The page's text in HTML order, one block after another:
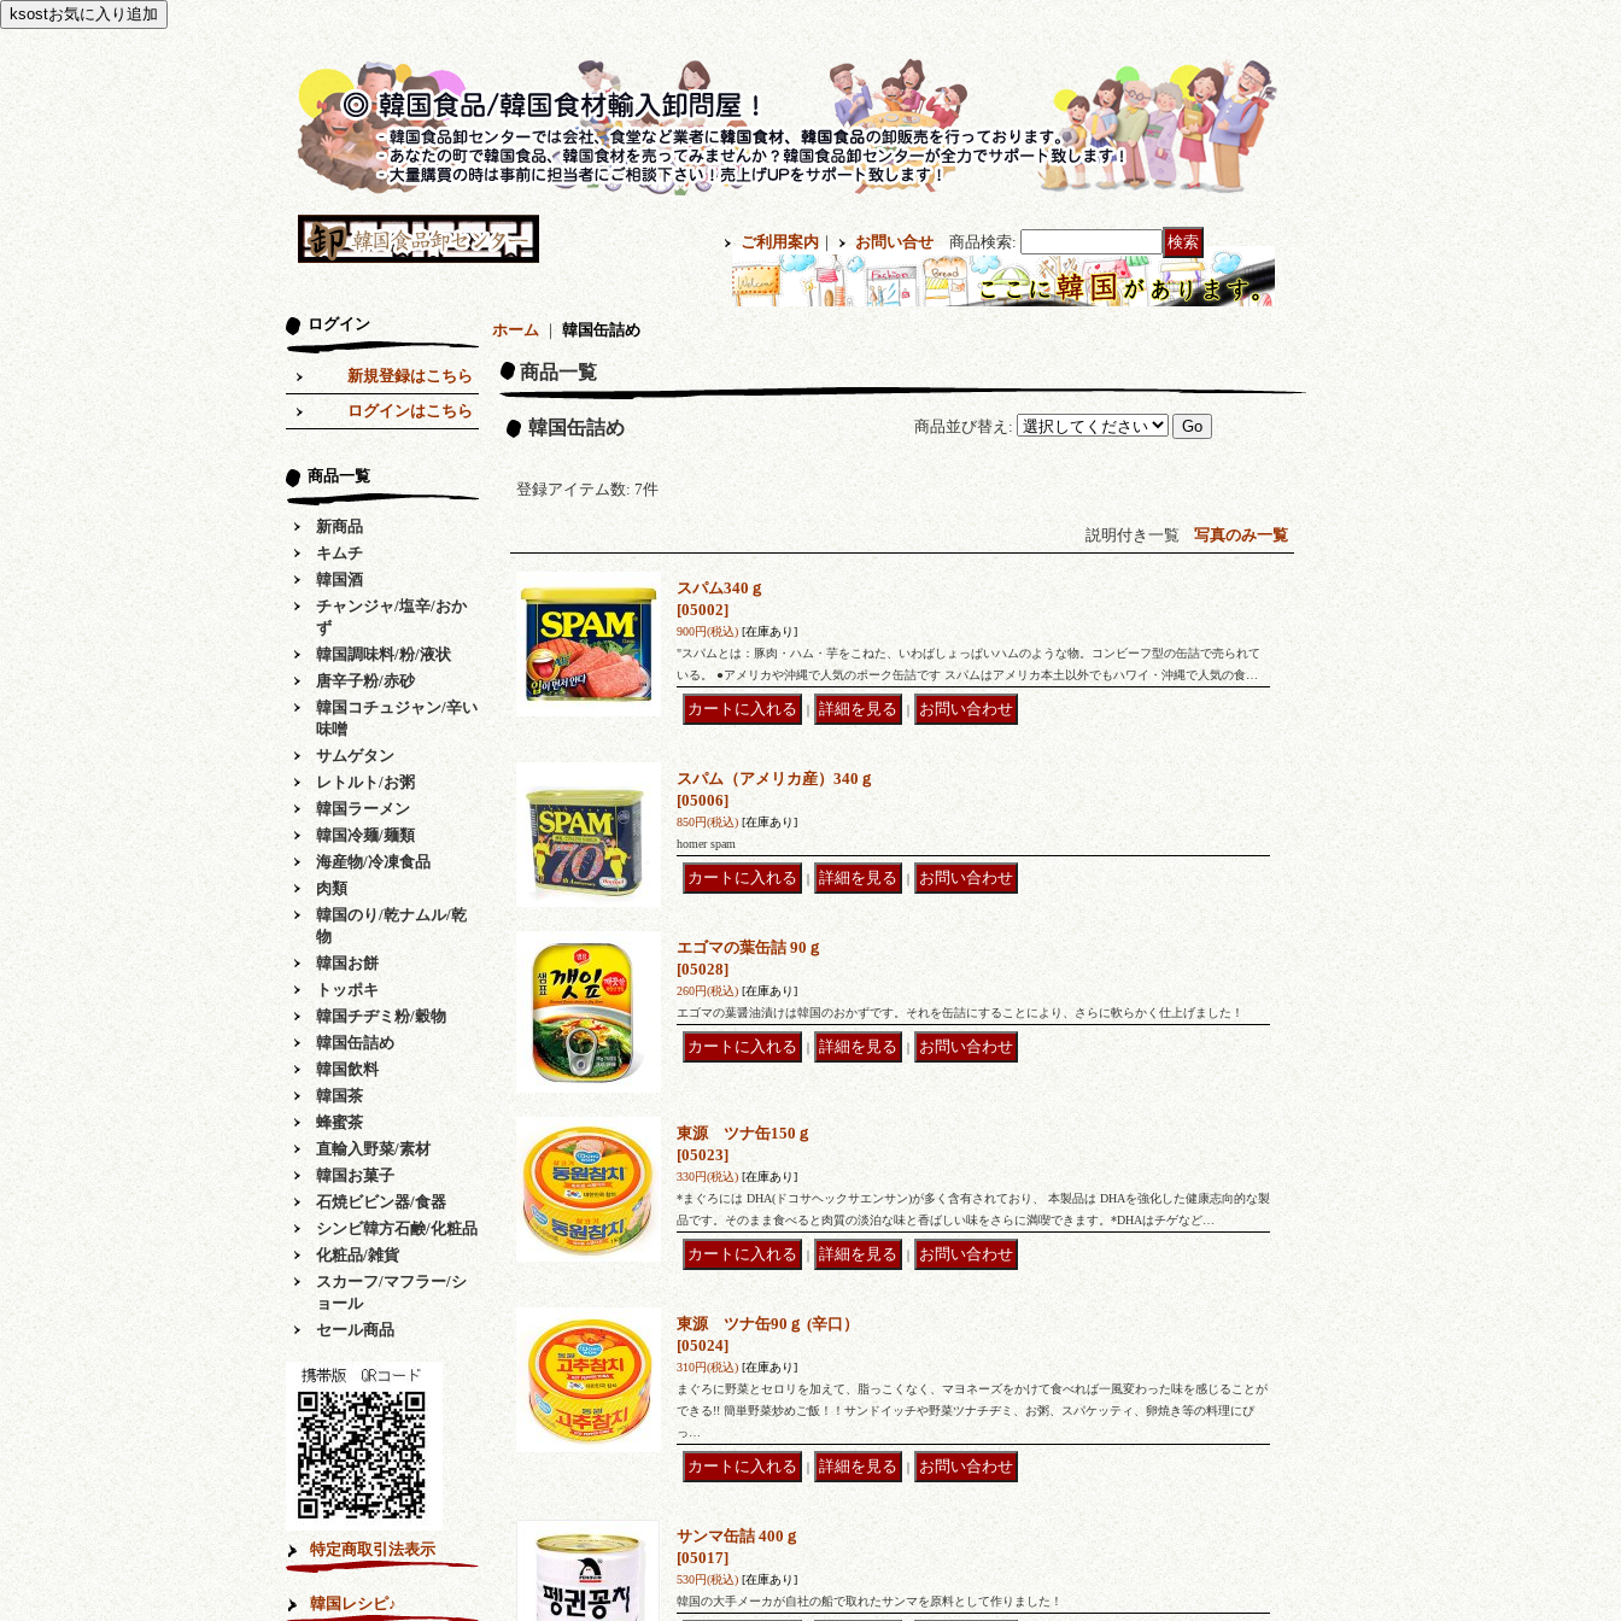
ご利用案内 ｜ お問い合せ 商品検索:
ログイン
新規登録はこちら
ログインはこちら
商品一覧
新商品
キムチ
韓国酒
チャンジャ/塩辛/おか
ず
韓国調味料/粉/液状
唐辛子粉/赤砂
韓国コチュジャン/辛い
味噌
サムゲタン
レトルト/お粥
韓国ラーメン
韓国冷麺/麺類
海産物/冷凍食品
肉類
韓国のり/乾ナムル/乾
物
韓国お餅
トッポキ
韓国チヂミ粉/穀物
韓国缶詰め
韓国飲料
韓国茶
蜂蜜茶
直輸入野菜/素材
韓国お菓子
石焼ビビン器/食器
シンビ韓方石鹸/化粧品
化粧品/雑貨
スカーフ/マフラー/シ
ョール
セール商品
特定商取引法表示
韓国レシピ♪
ホーム ｜ 韓国缶詰め
商品一覧
韓国缶詰め 商品並び替え :
登録アイテム数: 7件
説明付き一覧 写真のみ一覧
スパム340ｇ
[05002]
900円(税込) [在庫あり]
"スパムとは：豚肉・ハム・芋をこねた、いわばしょっぱいハムのような物。コンビーフ型の缶詰で売られて
いる。 ●アメリカや沖縄で人気のポーク缶詰です スパムはアメリカ本土以外でもハワイ・沖縄で人気の食…
｜ ｜
スパム（アメリカ産）340ｇ
[05006]
850円(税込) [在庫あり]
homer spam
｜ ｜
エゴマの葉缶詰 90ｇ
[05028]
260円(税込) [在庫あり]
エゴマの葉醤油漬けは韓国のおかずです。それを缶詰にすることにより、さらに軟らかく仕上げました！
｜ ｜
東源 ツナ缶150ｇ
[05023]
330円(税込) [在庫あり]
*まぐろには DHA(ドコサヘックサエンサン)が多く含有されており、 本製品は DHAを強化した健康志向的な製
品です。そのまま食べると肉質の淡泊な味と香ばしい味をさらに満喫できます。*DHAはチゲなど…
｜ ｜
東源 ツナ缶90ｇ (辛口）
[05024]
310円(税込) [在庫あり]
まぐろに野菜とセロリを加えて、脂っこくなく、マヨネーズをかけて食べれば一風変わった味を感じることが
できる!! 簡単野菜炒めご飯！！サンドイッチや野菜ツナチヂミ、お粥、スパケッティ、卵焼き等の料理にぴ
っ…
｜ ｜
サンマ缶詰 400ｇ
[05017]
530円(税込) [在庫あり]
韓国の大手メーカが自社の船で取れたサンマを原料として作りました！